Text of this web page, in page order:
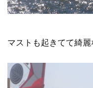
マストも起きてて綺